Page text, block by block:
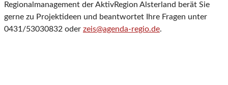
Regionalmanagement der AktivRegion Alsterland berät Sie
gerne zu Projektideen und beantwortet Ihre Fragen unter
0431/53030832 oder zeis@agenda-regio.de.